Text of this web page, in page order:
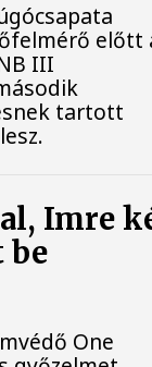
előtt
III
tartott
Imre
be
One